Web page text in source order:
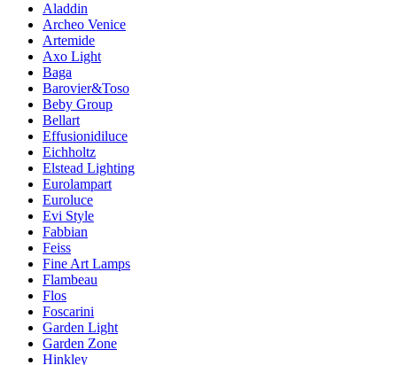
Aladdin
Archeo Venice
Artemide
Axo Light
Baga
Barovier&Toso
Beby Group
Bellart
Effusionidiluce
Eichholtz
Elstead Lighting
Eurolampart
Euroluce
Evi Style
Fabbian
Feiss
Fine Art Lamps
Flambeau
Flos
Foscarini
Garden Light
Garden Zone
Hinkley